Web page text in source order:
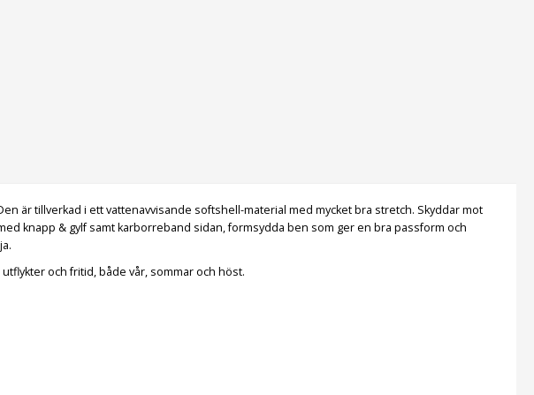
är tillverkad i ett vattenavvisande softshell-material med mycket bra stretch. Skyddar mot
knapp & gylf samt karborreband sidan, formsydda ben som ger en bra passform och
och fritid, både vår, sommar och höst.